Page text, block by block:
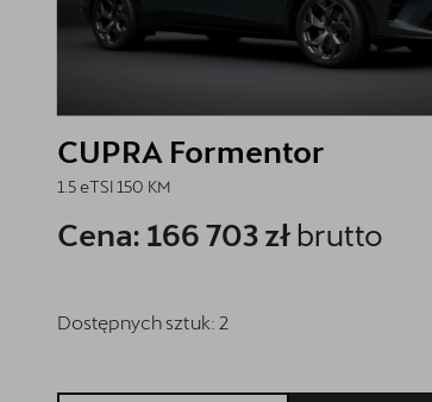
CUPRA Formentor
1.5 eTSI 150 KM
Cena: 166 703 zł brutto
Dostępnych sztuk: 2